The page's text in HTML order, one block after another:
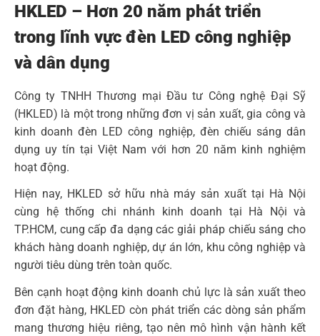
HKLED – Hơn 20 năm phát triển
trong lĩnh vực đèn LED công nghiệp
và dân dụng
Công ty TNHH Thương mại Đầu tư Công nghệ Đại Sỹ
(HKLED) là một trong những đơn vị sản xuất, gia công và
kinh doanh đèn LED công nghiệp, đèn chiếu sáng dân
dụng uy tín tại Việt Nam với hơn 20 năm kinh nghiệm
hoạt động.
Hiện nay, HKLED sở hữu nhà máy sản xuất tại Hà Nội
cùng hệ thống chi nhánh kinh doanh tại Hà Nội và
TP.HCM, cung cấp đa dạng các giải pháp chiếu sáng cho
khách hàng doanh nghiệp, dự án lớn, khu công nghiệp và
người tiêu dùng trên toàn quốc.
Bên cạnh hoạt động kinh doanh chủ lực là sản xuất theo
đơn đặt hàng, HKLED còn phát triển các dòng sản phẩm
mang thương hiệu riêng, tạo nên mô hình vận hành kết